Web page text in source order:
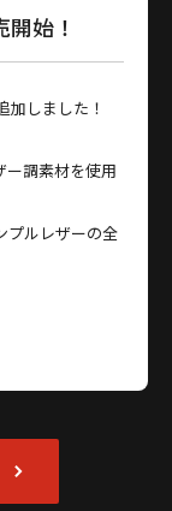
始！
加しました！
ー調素材を使用
プルレザーの全